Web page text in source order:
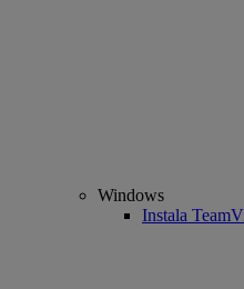
Windows
Instala